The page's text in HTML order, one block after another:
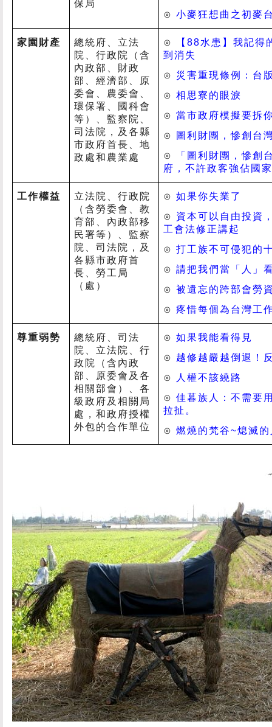
保局
⊙ 小麥狂想曲之初麥
家園財產
總統府、立法
院、行政院（含
內政部、財政
部、經濟部、原
委會、農委會、
環保署、國科會
等）、監察院、
司法院，及各縣
市政府首長、地
政處和農業處
⊙ 【88水患】我記得
到消失
⊙ 災害重現條例：台
⊙ 相思寮的眼淚
⊙ 當市政府模擬要拆
⊙
圖利財團，慘創台
⊙
「圖利財團，慘創
府，不許政客強佔國
工作權益
立法院、行政院
（含勞委會、教
育部、內政部移
民署等）、監察
院、司法院，及
各縣市政府首
長、勞工局
（處）
⊙ 如果你失業了
⊙ 資本可以自由投資
工會法修正講起
⊙ 打工族不可侵犯的
⊙ 請把我們當「人」
⊙ 被遺忘的跨部會勞
⊙ 疼惜每個為台灣工
尊重弱勢
總統府、司法
院、立法院、行
政院（含內政
部、原委會及各
相關部會）、各
級政府及相關局
處，和政府授權
外包的合作單位
⊙ 如果我能看得見
⊙ 越修越嚴越倒退！
⊙
人權不該繞路
⊙ 佳暮族人：不需要
拉扯。
⊙ 燃燒的梵谷~熄滅